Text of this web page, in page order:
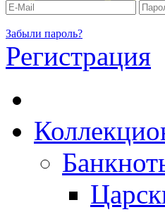
Забыли пароль?
Регистрация